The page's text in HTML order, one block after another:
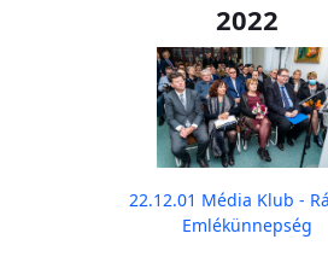
2022
22.12.01 Média Klub -
Emlékünnepség